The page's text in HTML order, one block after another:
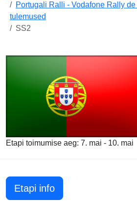
Portugali Ralli - Vodafone Rally
tulemused
SS2
Etapi toimumise aeg: 7. mai - 10. mai
Etapi info